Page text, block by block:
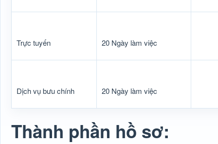
Trực tuyến 20 Ngày làm việc
Dịch vụ bưu chính 20 Ngày làm việc
Thành phần hồ sơ: